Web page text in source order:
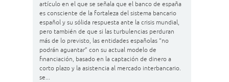
artículo en el que se señala que el banco de españa
es consciente de la fortaleza del sistema bancario
español y su sólida respuesta ante la crisis mundial,
pero también de que si las turbulencias perduran
más de lo previsto, las entidades españolas “no
podrán aguantar” con su actual modelo de
financiación, basado en la captación de dinero a
corto plazo y la asistencia al mercado interbancario.
se...